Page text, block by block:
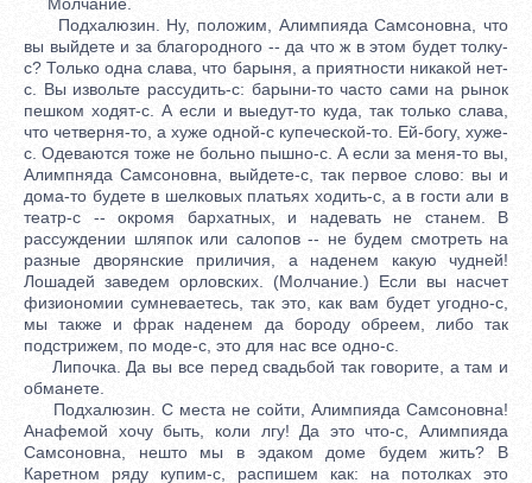
Подхалюзин. Ну, положим, Алимпияда Самсоновна, что
вы выйдете и за благородного -- да что ж в этом будет толку-
с? Только одна слава, что барыня, а приятности никакой нет-
с. Вы извольте рассудить-с: барыни-то часто сами на рынок
пешком ходят-с. А если и выедут-то куда, так только слава,
что четверня-то, а хуже одной-с купеческой-то. Ей-богу, хуже-
с. Одеваются тоже не больно пышно-с. А если за меня-то вы,
Алимпняда Самсоновна, выйдете-с, так первое слово: вы и
дома-то будете в шелковых платьях ходить-с, а в гости али в
театр-с -- окромя бархатных, и надевать не станем. В
рассуждении шляпок или салопов -- не будем смотреть на
разные дворянские приличия, а наденем какую чудней!
Лошадей заведем орловских. (Молчание.) Если вы насчет
физиономии сумневаетесь, так это, как вам будет угодно-с,
мы также и фрак наденем да бороду обреем, либо так
подстрижем, по моде-с, это для нас все одно-с.
Липочка. Да вы все перед свадьбой так говорите, а там и
обманете.
Подхалюзин. С места не сойти, Алимпияда Самсоновна!
Анафемой хочу быть, коли лгу! Да это что-с, Алимпияда
Самсоновна, нешто мы в эдаком доме будем жить? В
Каретном ряду купим-с, распишем как: на потолках это